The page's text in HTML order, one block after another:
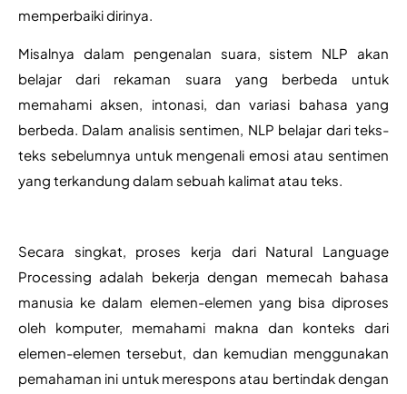
memperbaiki dirinya.
Misalnya dalam pengenalan suara, sistem NLP akan
belajar dari rekaman suara yang berbeda untuk
memahami aksen, intonasi, dan variasi bahasa yang
berbeda. Dalam analisis sentimen, NLP belajar dari teks-
teks sebelumnya untuk mengenali emosi atau sentimen
yang terkandung dalam sebuah kalimat atau teks.
Secara singkat, proses kerja dari Natural Language
Processing adalah bekerja dengan memecah bahasa
manusia ke dalam elemen-elemen yang bisa diproses
oleh komputer, memahami makna dan konteks dari
elemen-elemen tersebut, dan kemudian menggunakan
pemahaman ini untuk merespons atau bertindak dengan